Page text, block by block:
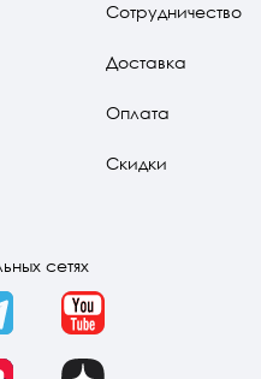
Сотрудничество
Доставка
Оплата
Скидки
сетях
YouTube